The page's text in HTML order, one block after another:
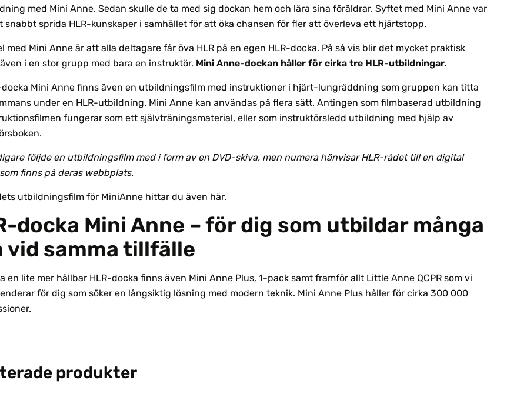
med Mini Anne. Sedan skulle de ta med sig dockan hem och lära sina föräldrar. Syftet med Mini Anne var
snabbt sprida HLR-kunskaper i samhället för att öka chansen för fler att överleva ett hjärtstopp.
med Mini Anne är att alla deltagare får öva HLR på en egen HLR-docka. På så vis blir det mycket praktisk
i en stor grupp med bara en instruktör. Mini Anne-dockan håller för cirka tre HLR-utbildningar.
docka Mini Anne finns även en utbildningsfilm med instruktioner i hjärt-lungräddning som gruppen kan titta
under en HLR-utbildning. Mini Anne kan användas på flera sätt. Antingen som filmbaserad utbildning
fungerar som ett självträningsmaterial, eller som instruktörsledd utbildning med hjälp av
följde en utbildningsfilm med i form av en DVD-skiva, men numera hänvisar HLR-rådet till en digital
finns på deras webbplats.
utbildningsfilm för MiniAnne hittar du även här.
docka Mini Anne – för dig som utbildar många
vid samma tillfälle
en lite mer hållbar HLR-docka finns även Mini Anne Plus, 1-packsamt framför allt Little Anne QCPR som vi
för dig som söker en långsiktig lösning med modern teknik. Mini Anne Plus håller för cirka 300 000
produkter